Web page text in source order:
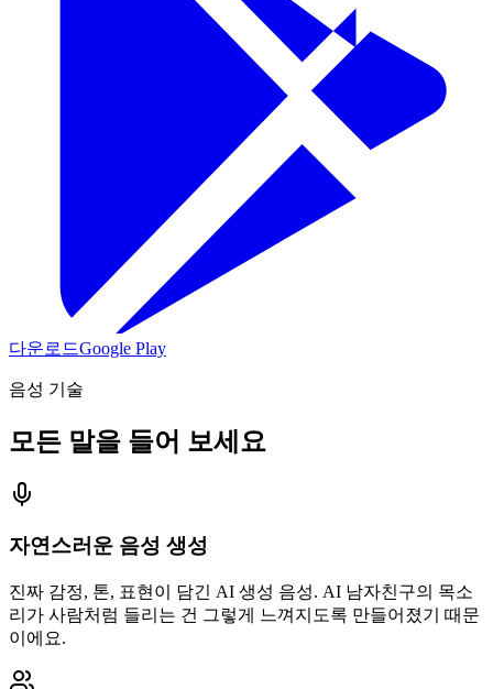
다운로드Google Play
음성 기술
모든 말을 들어 보세요
자연스러운 음성 생성
진짜 감정, 톤, 표현이 담긴 AI 생성 음성. AI 남자친구의 목소
리가 사람처럼 들리는 건 그렇게 느껴지도록 만들어졌기 때문
이에요.